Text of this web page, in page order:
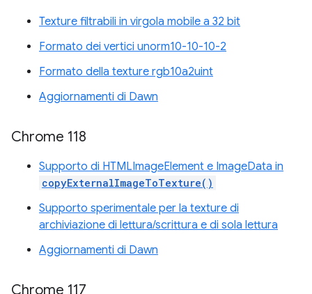
Texture filtrabili in virgola mobile a 32 bit
Formato dei vertici unorm10-10-10-2
Formato della texture rgb10a2uint
Aggiornamenti di Dawn
Chrome 118
Supporto di HTMLImageElement e ImageData in
copyExternalImageToTexture()
Supporto sperimentale per la texture di
archiviazione di lettura/scrittura e di sola lettura
Aggiornamenti di Dawn
Chrome 117